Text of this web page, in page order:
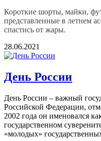
Короткие шорты, майки,
представленные в летнем
спастись от жары.
28.06.2021
День России
День России – важный
Российской Федерации,
2002 года он именовался
государственном
«молодых»